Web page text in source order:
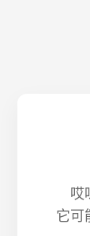
哎
它可